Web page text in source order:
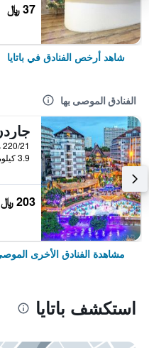
37 ﷼
شاهد أرخص الفنادق في باتايا
الفنادق الموصى بها
3.9 كيلومتر عن وسط المدينة
203 ﷼
مشاهدة الفنادق الأخرى
استكشف باتايا